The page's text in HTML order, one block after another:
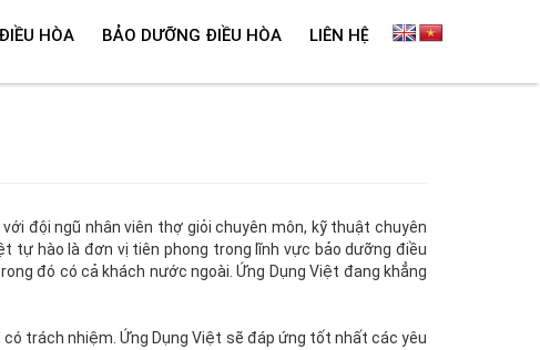
HÒA BẢO DƯỠNG ĐIỀU HÒA LIÊN HỆ
đội ngũ nhân viên thợ giỏi chuyên môn, kỹ thuật chuyên
tự hào là đơn vị tiên phong trong lĩnh vực bảo dưỡng điều
đó có cả khách nước ngoài. Ứng Dụng Việt đang khẳng
trách nhiệm. Ứng Dụng Việt sẽ đáp ứng tốt nhất các yêu